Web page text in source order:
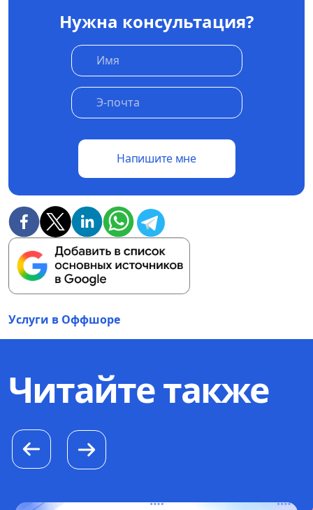
Нужна консультация?
Напишите мне
Услуги в Оффшоре
Читайте также